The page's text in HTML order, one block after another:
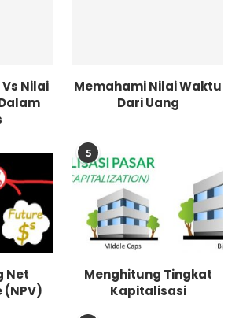
Nilai
Memahami Nilai Waktu
Dari Uang
Net
(NPV)
5
Menghitung Tingkat
Kapitalisasi